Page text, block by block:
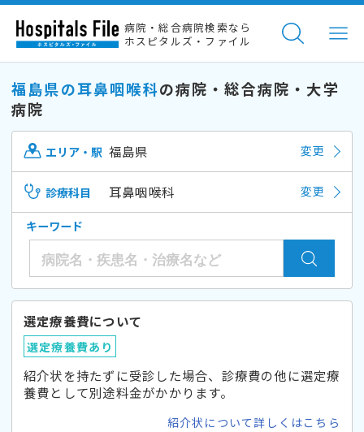
病院・総合病院検索なら
ホスピタルズ・ファイル
福島県の耳鼻咽喉科の病院・総合病院・大学
病院
エリア・駅 福島県 変更
診療科目 耳鼻咽喉科 変更
キーワード
選定療養費について
選定療養費あり
紹介状を持たずに受診した場合、診療費の他に選定療
養費として別途料金がかかります。
紹介状について詳しくはこちら